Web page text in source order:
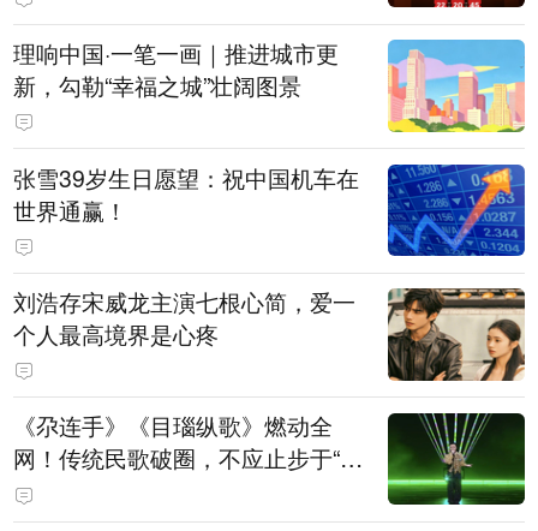
理响中国·一笔一画｜推进城市更
新，勾勒“幸福之城”壮阔图景
张雪39岁生日愿望：祝中国机车在
世界通赢！
刘浩存宋威龙主演七根心简，爱一
个人最高境界是心疼
《尕连手》《目瑙纵歌》燃动全
网！传统民歌破圈，不应止步于“上
头”